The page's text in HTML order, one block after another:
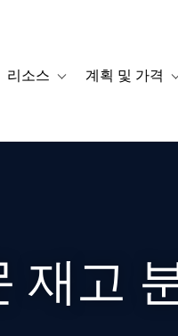
for 고객 스토리
sub-navigation for 솔루션
리소스 Toggle sub-navigation
계획 및 가격
재고